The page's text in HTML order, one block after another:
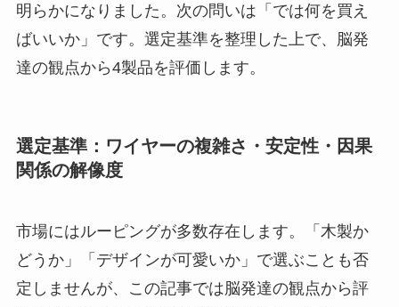
明らかになりました。次の問いは「では何を買え
ばいいか」です。選定基準を整理した上で、脳発
達の観点から4製品を評価します。
選定基準：ワイヤーの複雑さ・安定性・因果
関係の解像度
市場にはルーピングが多数存在します。「木製か
どうか」「デザインが可愛いか」で選ぶことも否
定しませんが、この記事では脳発達の観点から評